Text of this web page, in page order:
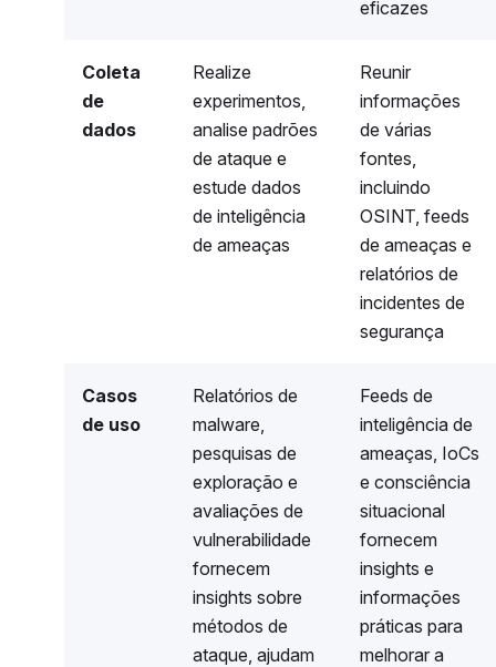
eficazes
Coleta
de
dados
Realize
experimentos,
analise padrões
de ataque e
estude dados
de inteligência
de ameaças
Reunir
informações
de várias
fontes,
incluindo
OSINT, feeds
de ameaças e
relatórios de
incidentes de
segurança
Casos
de uso
Relatórios de
malware,
pesquisas de
exploração e
avaliações de
vulnerabilidade
fornecem
insights sobre
métodos de
ataque, ajudam
Feeds de
inteligência de
ameaças, IoCs
e consciência
situacional
fornecem
insights e
informações
práticas para
melhorar a